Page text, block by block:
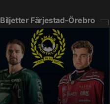
Biljetter Färjestad-Örebro